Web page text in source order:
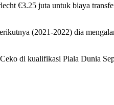
€3.25 juta untuk biaya
(2021-2022) dia
di kualifikasi Piala Dunia